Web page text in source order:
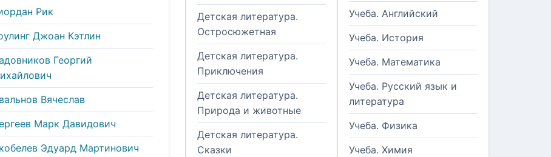
Рик
Джоан Кэтлин
Георгий
Вячеслав
Марк Давидович
Эдуард Мартинович
Детская литература.
Остросюжетная
Детская литература.
Приключения
Детская литература.
Природа и животные
Детская литература.
Сказки
Учеба. Английский
Учеба. История
Учеба. Математика
Учеба. Русский язык и
литература
Учеба. Физика
Учеба. Химия